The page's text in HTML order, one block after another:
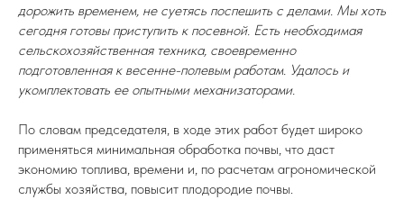
дорожить временем, не суетясь поспешить с делами. Мы хоть
сегодня готовы приступить к посевной. Есть необходимая
сельскохозяйственная техника, своевременно
подготовленная к весенне-полевым работам. Удалось и
укомплектовать ее опытными механизаторами.
По словам председателя, в ходе этих работ будет широко
применяться минимальная обработка почвы, что даст
экономию топлива, времени и, по расчетам агрономической
службы хозяйства, повысит плодородие почвы.